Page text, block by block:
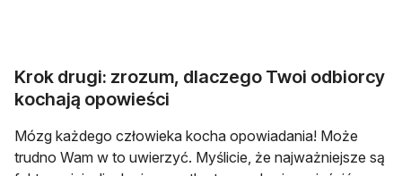
Krok drugi: zrozum, dlaczego Twoi odbiorcy
kochają opowieści
Mózg każdego człowieka kocha opowiadania! Może
trudno Wam w to uwierzyć. Myślicie, że najważniejsze są